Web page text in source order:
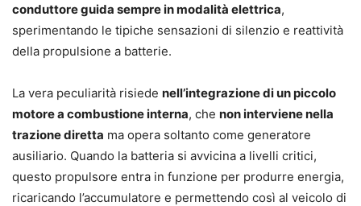
conduttore guida sempre in modalità elettrica,
sperimentando le tipiche sensazioni di silenzio e reattività
della propulsione a batterie.
La vera peculiarità risiede nell’integrazione di un piccolo
motore a combustione interna, che non interviene nella
trazione diretta ma opera soltanto come generatore
ausiliario. Quando la batteria si avvicina a livelli critici,
questo propulsore entra in funzione per produrre energia,
ricaricando l’accumulatore e permettendo così al veicolo di